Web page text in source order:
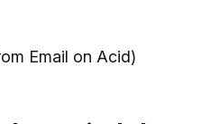
Email on Acid)